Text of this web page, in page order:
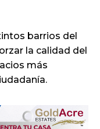
barrios del
la calidad del
más